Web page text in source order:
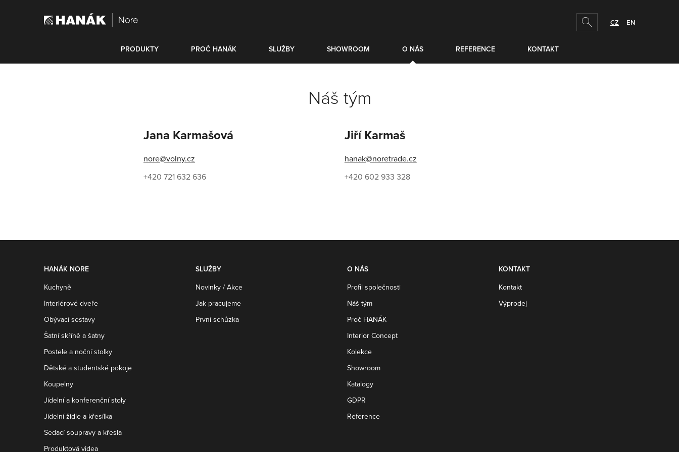
CZ EN
hledej
PRODUKTY PROČ HANÁK SLUŽBY SHOWROOM O NÁS REFERENCE KONTAKT
Náš tým
Jana Karmašová
nore@volny.cz
+420 721 632 636
Jiří Karmaš
hanak@noretrade.cz
+420 602 933 328
HANÁK NORE
Kuchyně
Interiérové dveře
Obývací sestavy
Šatní skříně a šatny
Postele a noční stolky
Dětské a studentské pokoje
Koupelny
Jídelní a konferenční stoly
Jídelní židle a křesílka
Sedací soupravy a křesla
Produktová videa
SLUŽBY
Novinky / Akce
Jak pracujeme
První schůzka
O NÁS
Profil společnosti
Náš tým
Proč HANÁK
Interior Concept
Kolekce
Showroom
Katalogy
GDPR
Reference
KONTAKT
Kontakt
Výprodej